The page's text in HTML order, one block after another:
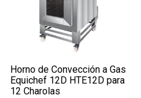
Horno de Convección a Gas
Equichef 12D HTE12D para
12 Charolas